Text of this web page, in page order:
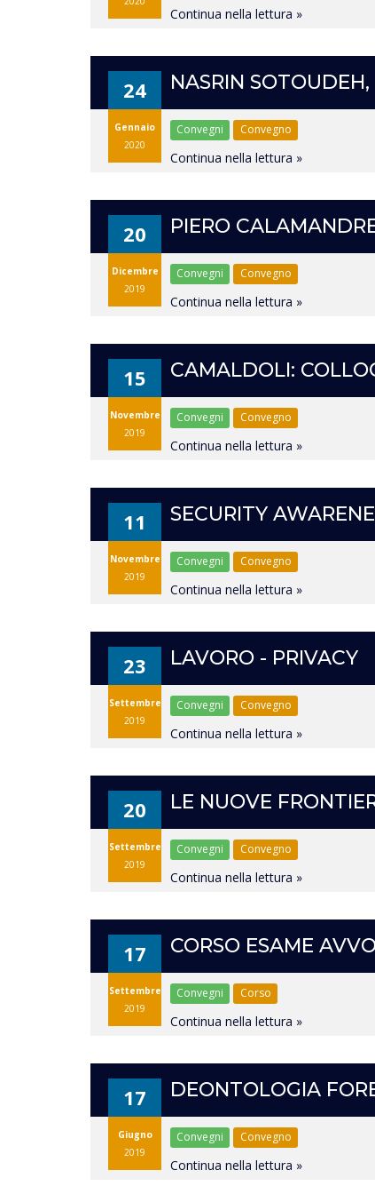
Continua nella lettura »
24
Gennaio
2020
NASRIN
Convegni Convegno
Continua nella lettura »
20
Dicembre
2019
PIERO
Convegni Convegno
Continua nella lettura »
15
Novembre
2019
CAMALDOLI:
Convegni Convegno
Continua nella lettura »
11
Novembre
2019
SECURITY
Convegni Convegno
Continua nella lettura »
23
Settembre
2019
LAVORO - PRIVACY
Convegni Convegno
Continua nella lettura »
20
Settembre
2019
LE NUOVE
Convegni Convegno
Continua nella lettura »
17
Settembre
2019
CORSO ESAME
Convegni Corso
Continua nella lettura »
17
Giugno
2019
DEONTOLOGIA
Convegni Convegno
Continua nella lettura »